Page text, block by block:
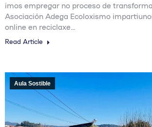
imos empregar no proceso de
Asociación Adega Ecoloxismo
online en reciclaxe…
Read Article
Aula Sostible